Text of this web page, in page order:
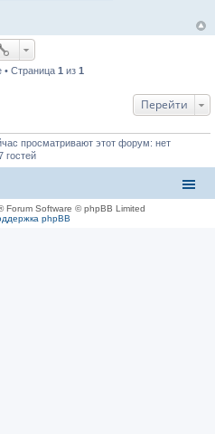
• Страница 1 из 1
Перейти
просматривают этот форум: нет
гостей
Forum Software © phpBB Limited
phpBB